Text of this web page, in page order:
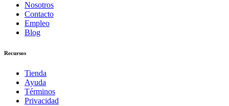
Nosotros
Contacto
Empleo
Blog
Recursos
Tienda
Ayuda
Términos
Privacidad